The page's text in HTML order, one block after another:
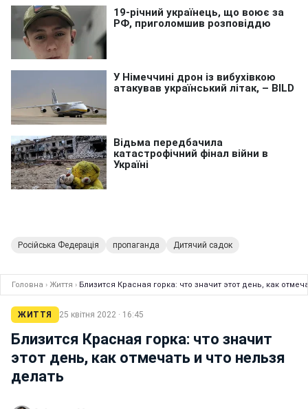
Російська Федерація пропаганда Дитячий садок
Головна › Життя › Близится Красная горка: что значит этот день, как
ЖИТТЯ 25 квітня 2022 · 16:45
Близится Красная горка: что значит
этот день, как отмечать и что нельзя
делать